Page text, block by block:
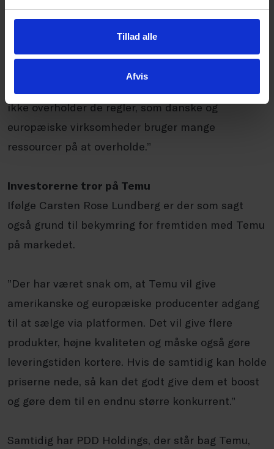
Tillad alle
Afvis
organisationer som Dansk Erhverv og eksempelvis
ikke overholder de regler, som danske og
europæiske virksomheder bruger mange
ressourcer på at overholde.”
Investorerne tror på Temu
Ifølge Carsten Rose Lundberg er der som sagt
også grund til bekymring for fremtiden med Temu
på markedet.
”Der har været snak om, at Temu vil give
amerikanske og europæiske producenter adgang
til at sælge via platformen. Det vil give flere
produkter, højne kvaliteten og måske også gøre
leveringstiden kortere. Hvis de samtidig kan holde
priserne nede, så kan det godt give dem et boost
og gøre dem til en endnu større konkurrent.”
Samtidig har PDD Holdings, der står bag Temu,